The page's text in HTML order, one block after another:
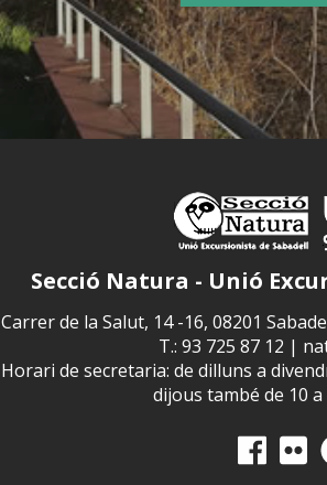
Secció Natura - Unió
Carrer de la Salut, 14 -16, 08201
T.: 93 725 87 12 |
Horari de secretaria: de dilluns a
dijous també de 10 a